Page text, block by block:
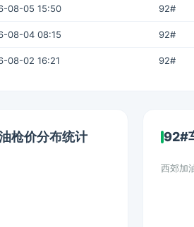
08-05 15:50 92#
08-04 08:15 92#
08-02 16:21 92#
枪价分布统计 92#
西郊加